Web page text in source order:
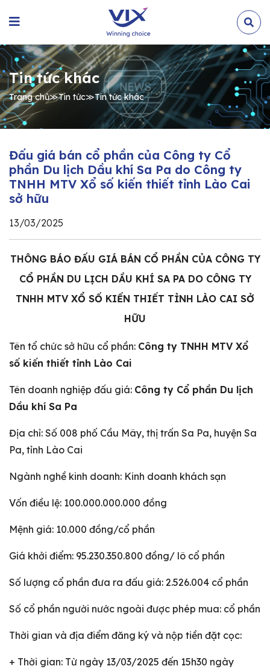
Tin tức khác
Trang chủ≫Tin tức≫Tin tức khác
Đấu giá bán cổ phần của Công ty Cổ
phần Du lịch Dầu khí Sa Pa do Công ty
TNHH MTV Xổ số kiến thiết tỉnh Lào Cai
sở hữu
13/03/2025
THÔNG BÁO ĐẤU GIÁ BÁN CỔ PHẦN CỦA CÔNG TY
CỔ PHẦN DU LỊCH DẦU KHÍ SA PA DO CÔNG TY
TNHH MTV XỔ SỐ KIẾN THIẾT TỈNH LÀO CAI SỞ
HỮU
Tên tổ chức sở hữu cổ phần: Công ty TNHH MTV Xổ
số kiến thiết tỉnh Lào Cai
Tên doanh nghiệp đấu giá: Công ty Cổ phần Du lịch
Dầu khí Sa Pa
Địa chỉ: Số 008 phố Cầu Mây, thị trấn Sa Pa, huyện Sa
Pa, tỉnh Lào Cai
Ngành nghề kinh doanh: Kinh doanh khách sạn
Vốn điều lệ: 100.000.000.000 đồng
Mệnh giá: 10.000 đồng/cổ phần
Giá khởi điểm: 95.230.350.800 đồng/ lô cổ phần
Số lượng cổ phần đưa ra đấu giá: 2.526.004 cổ phần
Số cổ phần người nước ngoài được phép mua: cổ phần
Thời gian và địa điểm đăng ký và nộp tiền đặt cọc:
+ Thời gian: Từ ngày 13/03/2025 đến 15h30 ngày